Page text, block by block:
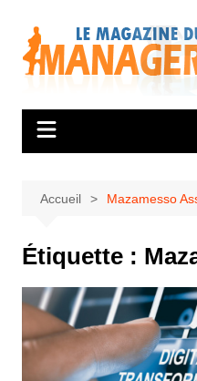
contenu
Accueil Mazamesso
Étiquette :